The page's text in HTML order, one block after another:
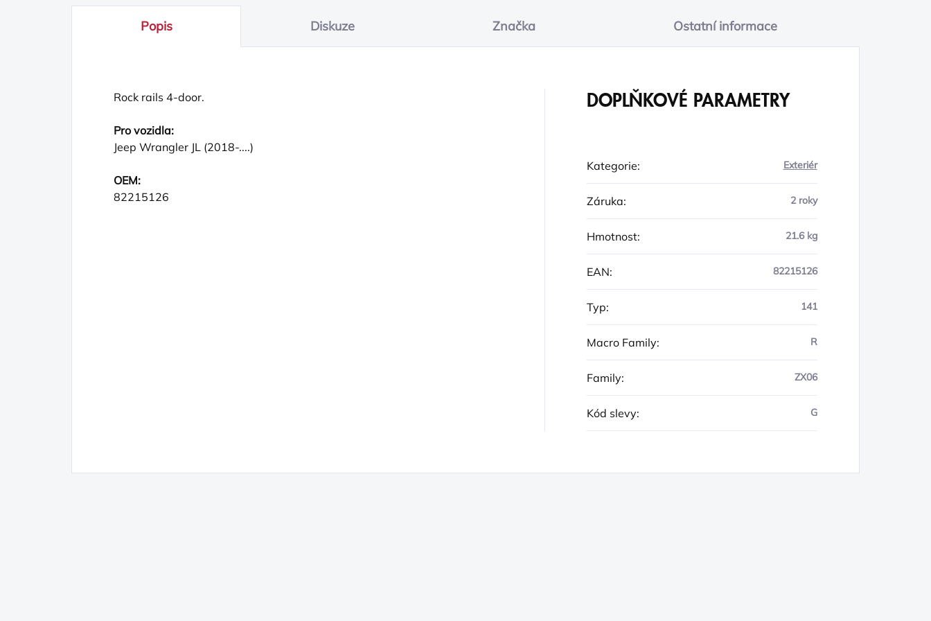
Popis Diskuze Značka Ostatní informace
Rock rails 4-door.
Pro vozidla:
Jeep Wrangler JL (2018-....)
OEM:
82215126
DOPLŇKOVÉ PARAMETRY
Kategorie: Exteriér
Záruka: 2 roky
Hmotnost: 21.6 kg
EAN: 82215126
Typ: 141
Macro Family: R
Family: ZX06
Kód slevy: G